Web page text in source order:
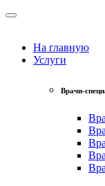
На главную
Услуги
Врачи-